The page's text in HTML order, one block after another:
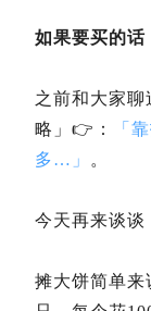
如果要买的话
之前和大家
略」👉：
「
多…」
。
今天再来谈谈
摊大饼简单来